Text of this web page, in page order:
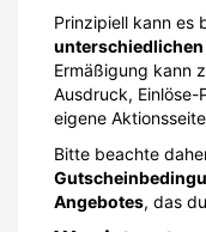
Prinzipiell kann es
Ermäßigung kann
Ausdruck,
eigene
Bitte beachte
Angebotes, das